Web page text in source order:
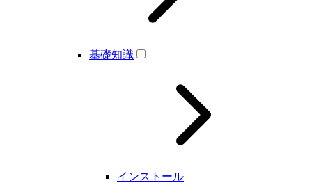
基礎知識
インストール